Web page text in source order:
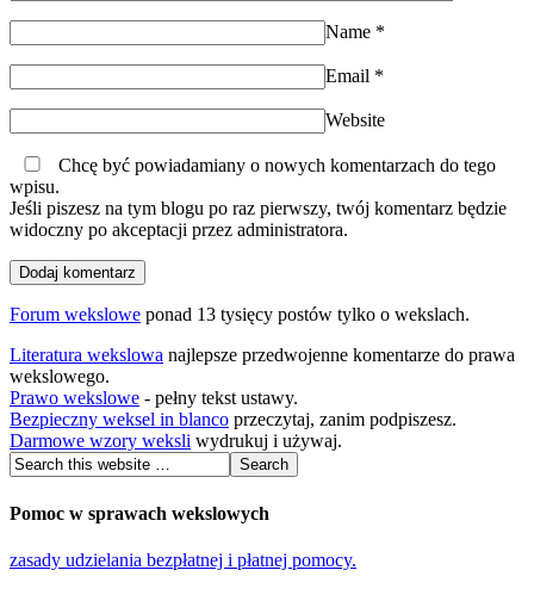
Name *
Email *
Website
Chcę być powiadamiany o nowych komentarzach do tego
wpisu.
Jeśli piszesz na tym blogu po raz pierwszy, twój komentarz będzie
widoczny po akceptacji przez administratora.
Forum wekslowe ponad 13 tysięcy postów tylko o wekslach.
Literatura wekslowa najlepsze przedwojenne komentarze do prawa
wekslowego.
Prawo wekslowe - pełny tekst ustawy.
Bezpieczny weksel in blanco przeczytaj, zanim podpiszesz.
Darmowe wzory weksli wydrukuj i używaj.
Pomoc w sprawach wekslowych
zasady udzielania bezpłatnej i płatnej pomocy.